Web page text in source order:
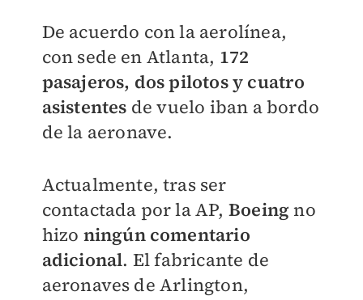
De acuerdo con la aerolínea,
con sede en Atlanta, 172
pasajeros, dos pilotos y cuatro
asistentes de vuelo iban a bordo
de la aeronave.
Actualmente, tras ser
contactada por la AP, Boeingno
hizo ningún comentario
adicional. El fabricante de
aeronaves de Arlington,